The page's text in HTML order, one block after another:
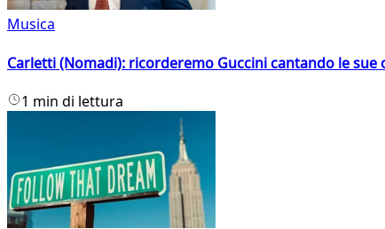
Musica
Carletti (Nomadi): ricorderemo Guccini cantando le
1 min di lettura